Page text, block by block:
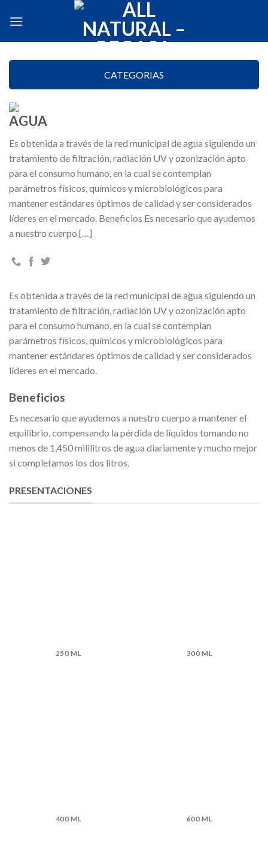
CATEGORIAS
AGUA
Es obtenida a través de la red municipal de agua siguiendo un
tratamiento de filtración, radiación UV y ozonización apto
para el consumo humano, en la cual se contemplan
parámetros físicos, químicos y microbiológicos para
mantener estándares óptimos de calidad y ser considerados
líderes en el mercado. Beneficios Es necesario que ayudemos
a nuestro cuerpo […]
Es obtenida a través de la red municipal de agua siguiendo un
tratamiento de filtración, radiación UV y ozonización apto
para el consumo humano, en la cual se contemplan
parámetros físicos, químicos y microbiológicos para
mantener estándares óptimos de calidad y ser considerados
líderes en el mercado.
Beneficios
Es necesario que ayudemos a nuestro cuerpo a mantener el
equilibrio, compensando la pérdida de líquidos tomando no
menos de 1,450 mililitros de agua diariamente y mucho mejor
si completamos los dos litros.
PRESENTACIONES
250 ML 300 ML
400 ML 600 ML